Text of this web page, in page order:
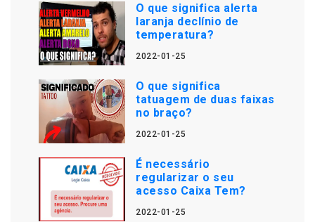
O que significa alerta
laranja declínio de
temperatura?
2022-01-25
O que significa
tatuagem de duas faixas
no braço?
2022-01-25
É necessário
regularizar o seu
acesso Caixa Tem?
2022-01-25